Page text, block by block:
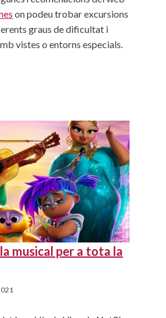
on podeu trobar excursions
graus de dificultat i
vistes o entorns especials.
musical per a tota la